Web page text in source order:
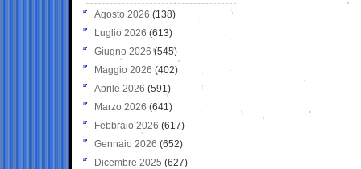
Agosto 2026 (138)
Luglio 2026 (613)
Giugno 2026 (545)
Maggio 2026 (402)
Aprile 2026 (591)
Marzo 2026 (641)
Febbraio 2026 (617)
Gennaio 2026 (652)
Dicembre 2025 (627)